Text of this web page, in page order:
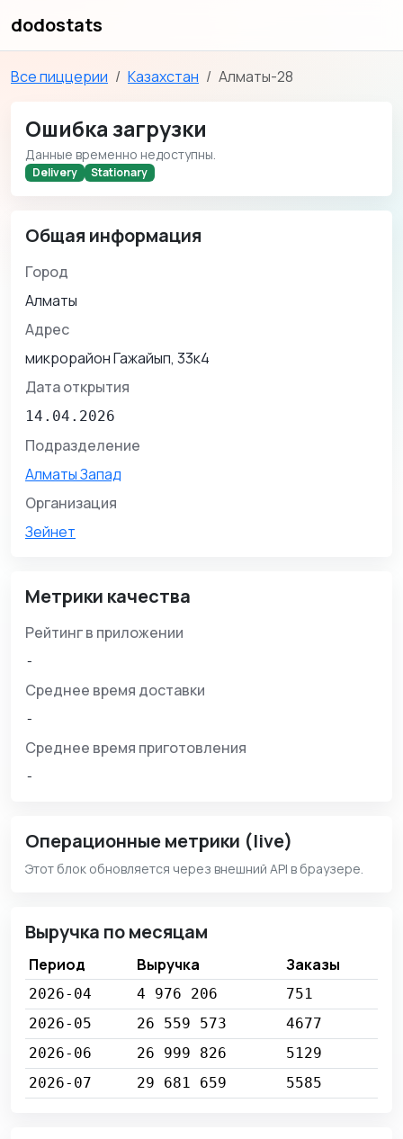
dodostats
Все пиццерии Казахстан Алматы-28
Ошибка загрузки
Данные временно недоступны.
Delivery Stationary
Общая информация
Город
Алматы
Адрес
микрорайон Гажайып, 33к4
Дата открытия
14.04.2026
Подразделение
Алматы Запад
Организация
Зейнет
Метрики качества
Рейтинг в приложении
-
Среднее время доставки
-
Среднее время приготовления
-
Операционные метрики (live)
Этот блок обновляется через внешний API в браузере.
Выручка по месяцам
Период Выручка Заказы
2026-04 4 976 206
751
2026-05
26 559 573
4677
2026-06
26 999 826
5129
2026-07
29 681 659 5585